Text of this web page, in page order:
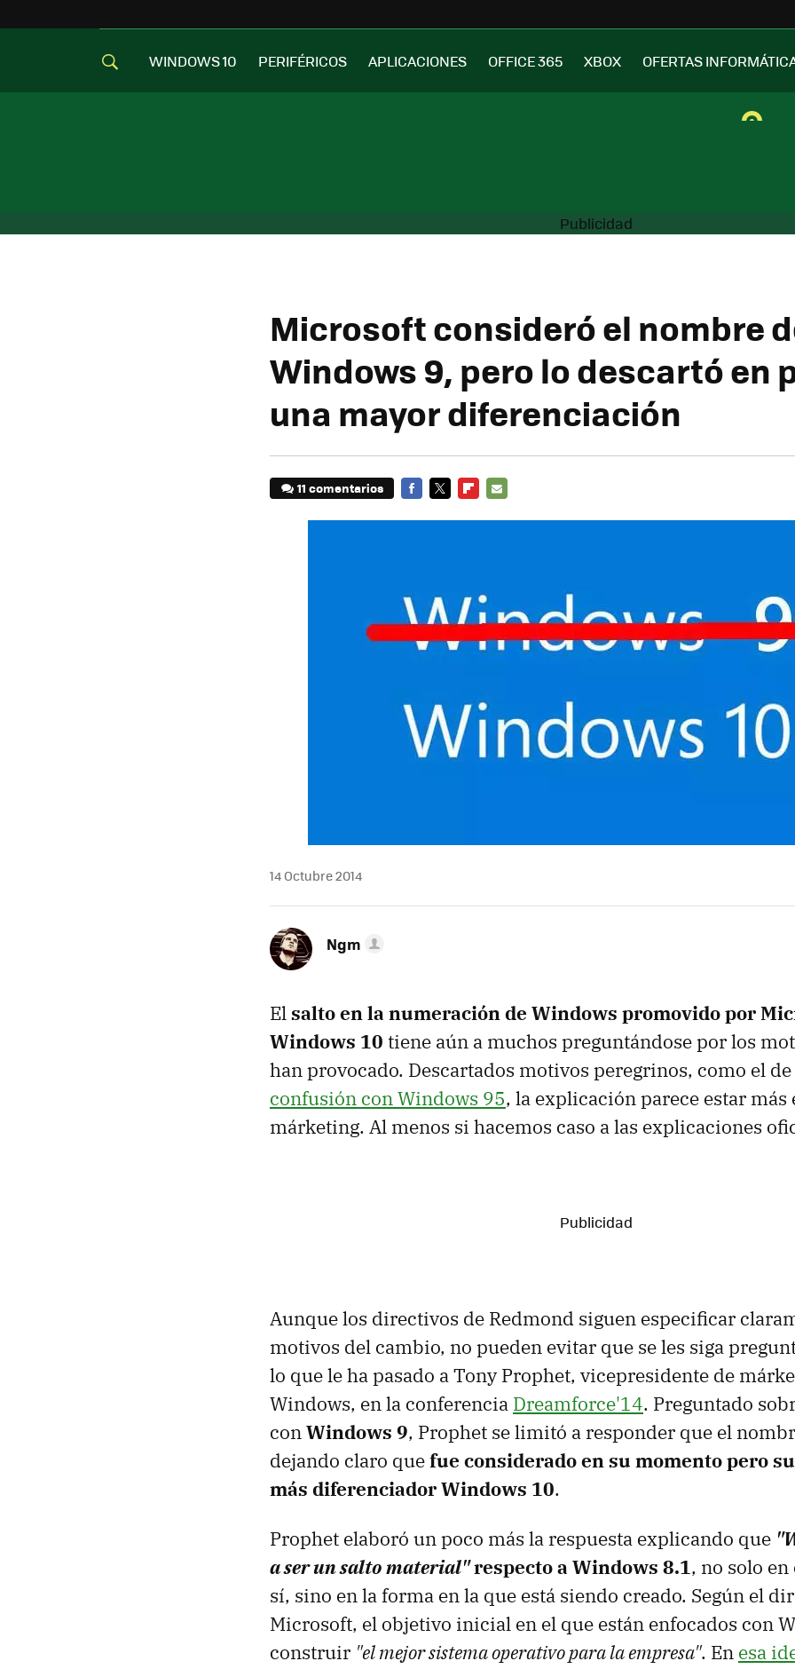
WINDOWS 10 PERIFÉRICOS APLICACIONES OFFICE 365 XBOX OFERTAS
Microsoft consideró el nombre
Windows 9, pero lo descartó en
una mayor diferenciación
11 comentarios
14 Octubre 2014
Ngm
Elsalto en la numeración de Windows promovido por
Windows 10 tiene aún a muchos preguntándose por los
han provocado. Descartados motivos peregrinos, como el de
confusión con Windows 95, la explicación parece estar más
márketing. Al menos si hacemos caso a las explicaciones
Aunque los directivos de Redmond siguen especificar
motivos del cambio, no pueden evitar que se les siga
lo que le ha pasado a Tony Prophet, vicepresidente de
Windows, en la conferencia Dreamforce'14. Preguntado
conWindows 9, Prophet se limitó a responder que el
dejando claro quefue considerado en su momento pero
más diferenciador Windows 10.
Prophet elaboró un poco más la respuesta explicando que
a ser un salto material"respecto a Windows 8.1, no solo
sí, sino en la forma en la que está siendo creado. Según el
Microsoft, el objetivo inicial en el que están enfocados con
construir "el mejor sistema operativo para la empresa". En esa